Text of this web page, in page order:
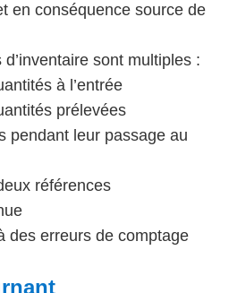
en conséquence source de
sont multiples :
à l’entrée
prélevées
pendant leur passage au
références
des erreurs de comptage